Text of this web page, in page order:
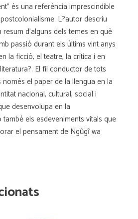
és una referència imprescindible
L?autor descriu
d'alguns dels temes en què
passió durant els últims vint anys
la ficció, el teatre, la crítica i en
El fil conductor de tots
el paper de la llengua en la
nacional, cultural, social i
desenvolupa en la
els esdeveniments vitals que
el pensament de Ngũgĩ wa